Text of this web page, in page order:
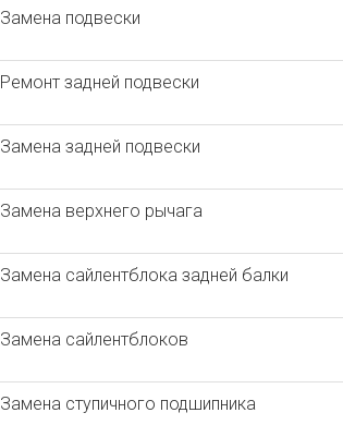
Замена подвески
Ремонт задней подвески
Замена задней подвески
Замена верхнего рычага
Замена сайлентблока задней балки
Замена сайлентблоков
Замена ступичного подшипника